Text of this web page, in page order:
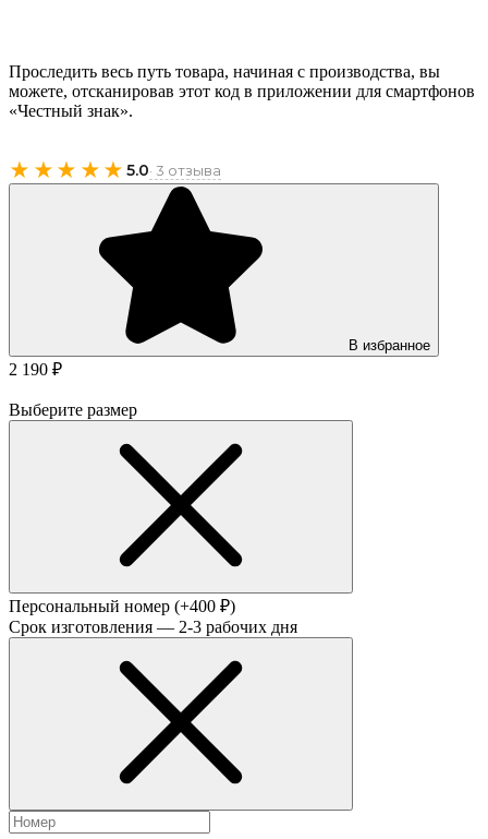
Проследить весь путь товара, начиная с производства, вы
можете, отсканировав этот код в приложении для смартфонов
«Честный знак».
★★★★★ 5.0· 3 отзыва
В избранное
2 190 ₽
Выберите размер
Персональный номер (+400 ₽)
Срок изготовления — 2-3 рабочих дня